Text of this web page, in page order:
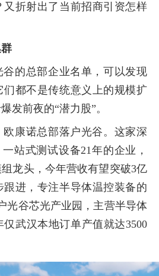
又折射出了当前招商引资怎样
的总部企业名单，可以发现
都不是传统意义上的规模扩
发前夜的“潜力股”。
康诺总部落户光谷。这家深
站式测试设备21年的企业，
龙头，今年营收有望突破3亿
进，专注半导体温控装备的
光谷芯光产业园，主营半导体
武汉本地订单产值就达3500